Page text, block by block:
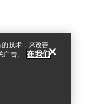
技术，来改善
告。
在我们